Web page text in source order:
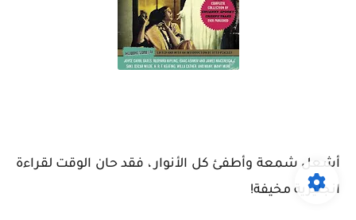
أشعل شمعة وأطفئ كل الأنوار ، فقد حان الوقت لقراءة
انجليزية مخيفة!